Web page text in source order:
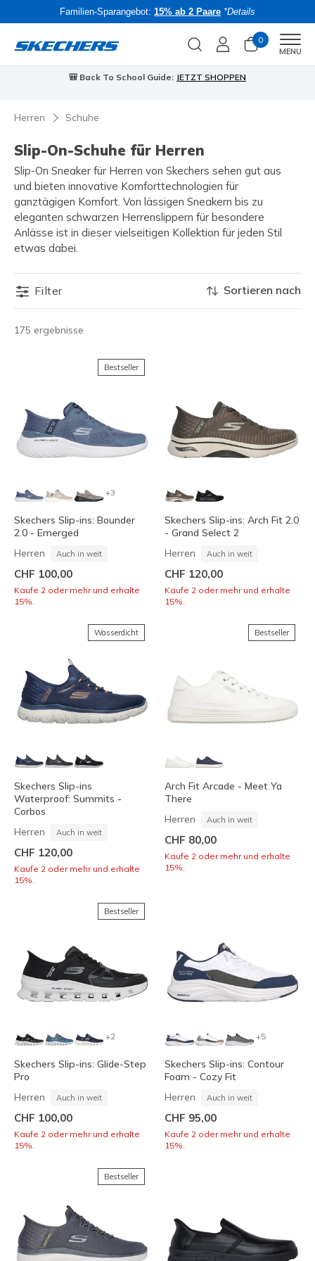
Familien-Sparangebot: 15% ab 2 Paare *Details
0
MENU
🎒 Back To School Guide: JETZT SHOPPEN
Herren Schuhe
Slip-On-Schuhe für Herren
Slip-On Sneaker für Herren von Skechers sehen gut aus
und bieten innovative Komforttechnologien für
ganztägigen Komfort. Von lässigen Sneakern bis zu
eleganten schwarzen Herrenslippern für besondere
Anlässe ist in dieser vielseitigen Kollektion für jeden Stil
etwas dabei.
Filter
175 ergebnisse
Sortieren nach
Bestseller
+3
Skechers Slip-ins: Bounder
2.0 - Emerged
Herren Auch in weit
CHF 100,00
Kaufe 2 oder mehr und erhalte
15%.
Skechers Slip-ins: Arch Fit 2.0
- Grand Select 2
Herren Auch in weit
CHF 120,00
Kaufe 2 oder mehr und erhalte
15%.
Wasserdicht
Skechers Slip-ins
Waterproof: Summits -
Corbos
Herren Auch in weit
CHF 120,00
Kaufe 2 oder mehr und erhalte
15%.
Bestseller
Arch Fit Arcade - Meet Ya
There
Herren Auch in weit
CHF 80,00
Kaufe 2 oder mehr und erhalte
15%.
Bestseller
+2
Skechers Slip-ins: Glide-Step
Pro
Herren Auch in weit
CHF 100,00
Kaufe 2 oder mehr und erhalte
15%.
+5
Skechers Slip-ins: Contour
Foam - Cozy Fit
Herren Auch in weit
CHF 95,00
Kaufe 2 oder mehr und erhalte
15%.
Bestseller